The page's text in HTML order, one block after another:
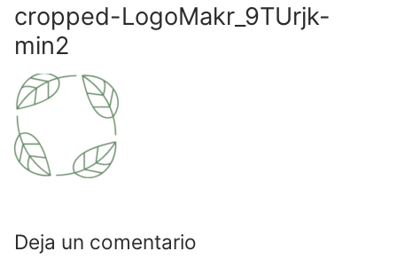
cropped-LogoMakr_9TUrjk-
min2
Deja un comentario